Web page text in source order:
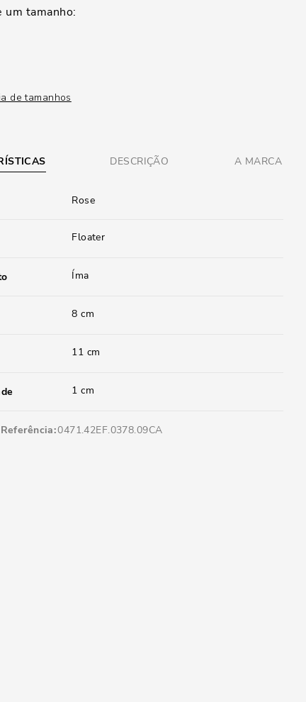
de tamanhos
DESCRIÇÃO A MARCA
Rose
Floater
Íma
8 cm
11 cm
1 cm
0471.42EF.0378.09CA